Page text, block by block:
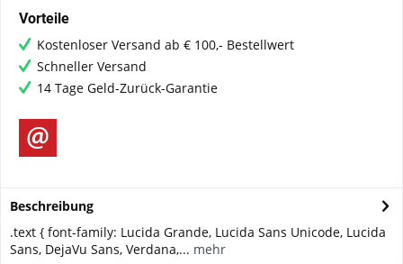
Vorteile
Kostenloser Versand ab € 100,- Bestellwert
Schneller Versand
14 Tage Geld-Zurück-Garantie
Beschreibung
.text { font-family: Lucida Grande, Lucida Sans Unicode, Lucida
Sans, DejaVu Sans, Verdana,... mehr